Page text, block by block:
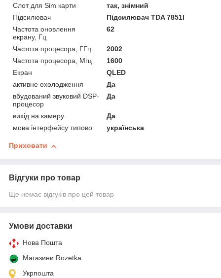
Слот для Sim карти
так, знімний
Підсилювач
Підсилювач TDA 7851l
Частота оновлення
екрану, Гц
62
Частота процесора, ГГц
2002
Частота процесора, Мгц
1600
Екран
QLED
активне охолодження
Да
вбудований звуковий DSP-
процесор
Да
вихід на камеру
Да
мова інтерфейсу типово
українська
Приховати
Відгуки про товар
Ще немає відгуків про цей товар
Умови доставки
Нова Пошта
Магазини Rozetka
Укрпошта